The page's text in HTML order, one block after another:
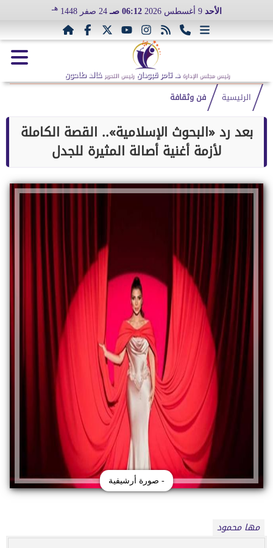
الأحد 9 أغسطس 2026 06:12 صـ 24 صفر 1448 هـ
رئيس مجلس الإدارة د. تامر قبودان رئيس التحرير خالد طاحون
الرئيسية فن وثقافة
بعد رد «البحوث الإسلامية».. القصة الكاملة
لأزمة أغنية أصالة المثيرة للجدل
- صورة أرشيفية
مها محمود